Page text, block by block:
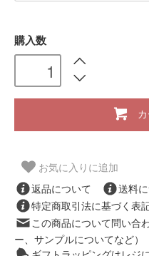
購入数
お気に入りに追加
返品について
送料
特定商取引法に基づく表
この商品について問い合
ー、サンプルについてなど）